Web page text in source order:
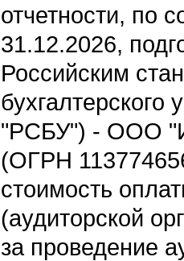
отчетности, по
31.12.2026,
Российским
бухгалтерского
"РСБУ") - ООО
(ОГРН
стоимость
(аудиторской
за проведение